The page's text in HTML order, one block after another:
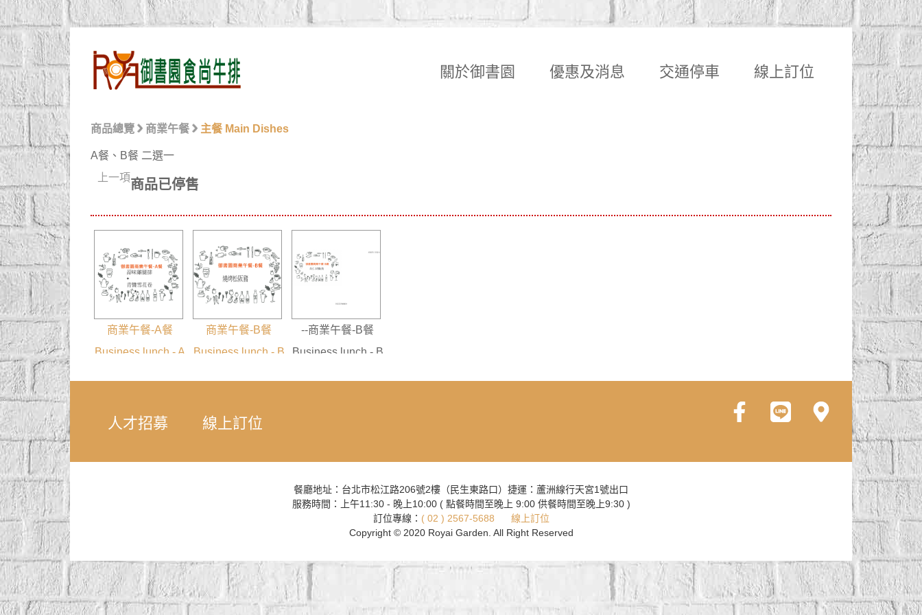
關於御書園 優惠及消息 交通停車 線上訂位
商品總覽 商業午餐 主餐 Main Dishes
A餐、B餐 二選一
上一項商品已停售
商業午餐-A餐
Business lunch - A
商業午餐-B餐
Business lunch - B
--商業午餐-B餐
Business lunch - B
人才招募 線上訂位
餐廳地址：台北市松江路206號2樓（民生東路口）捷運：蘆洲線行天宮1號出口
服務時間：上午11:30 - 晚上10:00 ( 點餐時間至晚上 9:00 供餐時間至晚上9:30 )
訂位專線： ( 02 ) 2567-5688
線上訂位
Copyright © 2020 Royai Garden. All Right Reserved